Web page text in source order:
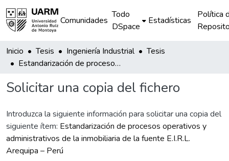
Comunidades
Todo
DSpace
Estadísticas
Política
Inicio Tesis Ingeniería Industrial
Tesis
Estandarización de procesos operativos y administrativos de la inmobiliaria de la fuente E.I.R.L. Arequipa – Perú
Solicitar una copia del fichero
Introduzca la siguiente información para solicitar una copia del
siguiente ítem: Estandarización de procesos operativos y
administrativos de la inmobiliaria de la fuente E.I.R.L.
Arequipa – Perú